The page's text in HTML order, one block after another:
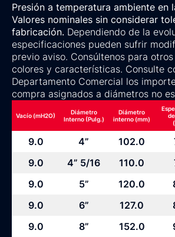
Presión a temperatura ambiente en
Valores nominales sin considerar
fabricación. Dependiendo de la
especificaciones pueden sufrir
previo aviso. Consúltenos para
colores y características. Consulte
Departamento Comercial los
compra asignados a diámetros no
Vacío (mH2O)
Diámetro
Interno (Pulg.)
Diámetro
interno (mm)
9.0 4” 102.0
9.0
4” 5/16 110.0
9.0
5” 120.0
9.0
6” 127.0
9.0
8” 152.0